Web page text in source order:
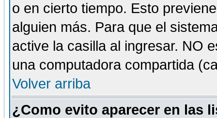
o en cierto tiempo. Esto
alguien más. Para que el
active la casilla al ingresar. NO
una computadora compartida
Volver arriba
¿Como evito aparecer en las